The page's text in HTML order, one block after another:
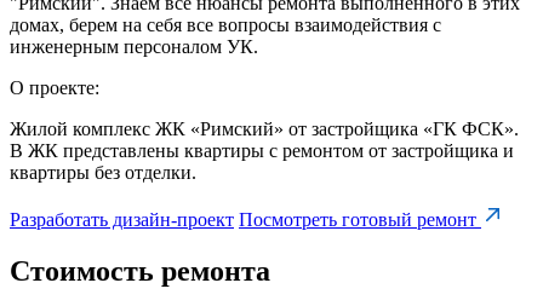
домах, берем на себя все вопросы взаимодействия с
инженерным персоналом УК.
О проекте:
Жилой комплекс ЖК «Римский» от застройщика «ГК ФСК».
В ЖК представлены квартиры с ремонтом от застройщика и
квартиры без отделки.
Разработать дизайн-проект Посмотреть готовый ремонт
Стоимость ремонта